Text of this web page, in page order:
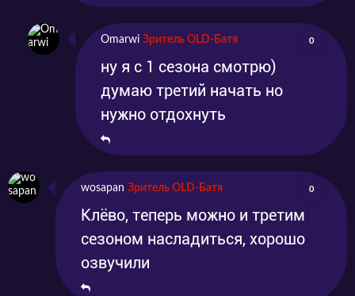
Omarwi Зритель OLD-Батя 0
ну я с 1 сезона смотрю)
думаю третий начать но
нужно отдохнуть
wosapan Зритель OLD-Батя 0
Клёво, теперь можно и третим
сезоном насладиться, хорошо
озвучили